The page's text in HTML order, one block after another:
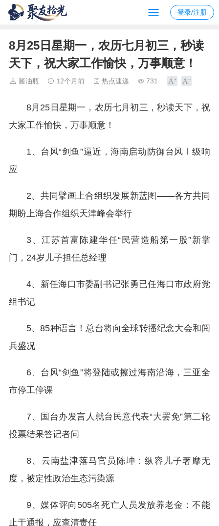
登录/注册
8月25日星期一，农历七月初三，秒读
天下，祝大家工作愉快，万事顺意！
酱油瓶 12个月前 热点速递 731
8月25日星期一，农历七月初三，秒读天下，祝
大家工作愉快，万事顺意！
1、台风“剑鱼”逼近，海南启动防御台风Ⅰ级响
应
2、共同擘画上合组织发展新蓝图——各方共同
期盼上海合作组织天津峰会举行
3、江苏首富陈建华任“民营造船第一股”新掌
门，24岁儿子担任总经理
4、新任海口市委副书记张勇已任海口市政府党
组书记
5、85种语言！总台将向全球转播纪念大会和阅
兵盛况
6、台风“剑鱼”将登陆或擦过海南沿海，三亚全
市停工停课
7、国台办发言人就台民意代表“大罢免”第二轮
投票结果答记者问
8、云南盐津落马官员陈坤：纵容儿子奢靡无
度，被定性政治生态污染源
9、媒体评向505名死亡人员发放养老金：不能
止于通报，应查清责任